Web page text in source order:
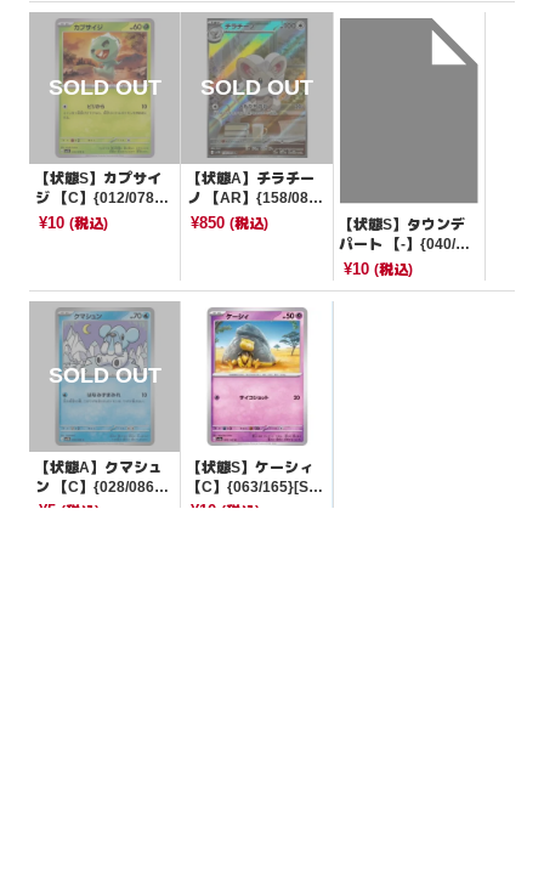
【状態S】カプサイ
ジ 【C】{012/078}
[SV1V]
¥10 (税込)
【状態A】チラチー
ノ 【AR】{158/086}
[SV11B]
¥850(税込)
【状態S】タウンデ
パート 【-】{040/04
4}[SVK]
¥10 (税込)
【状態A】クマシュ
ン 【C】{028/086}
[SV11B]
¥5 (税込)
【状態S】ケーシィ
【C】{063/165}[SV
2a]
¥10 (税込)